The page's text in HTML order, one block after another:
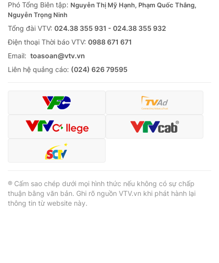
Phó Tổng Biên tập: Nguyễn Thị Mỹ Hạnh, Phạm Quốc Thắng,
Nguyễn Trọng Ninh
Tổng đài VTV: 024.38 355 931 - 024.38 355 932
Ðiện thoại Thời báo VTV: 0988 671 671
Email: toasoan@vtv.vn
Liên hệ quảng cáo: (024) 626 79595
® Cấm sao chép dưới mọi hình thức nếu không có sự chấp
thuận bằng văn bản. Ghi rõ nguồn VTV.vn khi phát hành lại
thông tin từ website này.